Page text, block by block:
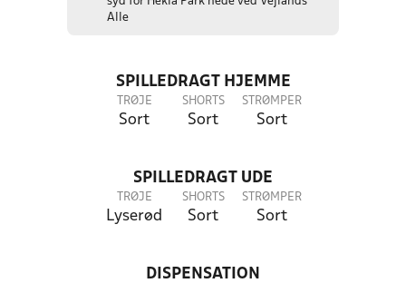
Alle
SPILLEDRAGT HJEMME
TRØJE
Sort
SHORTS
Sort
STRØMPER
Sort
SPILLEDRAGT UDE
TRØJE
Lyserød
SHORTS
Sort
STRØMPER
Sort
DISPENSATION